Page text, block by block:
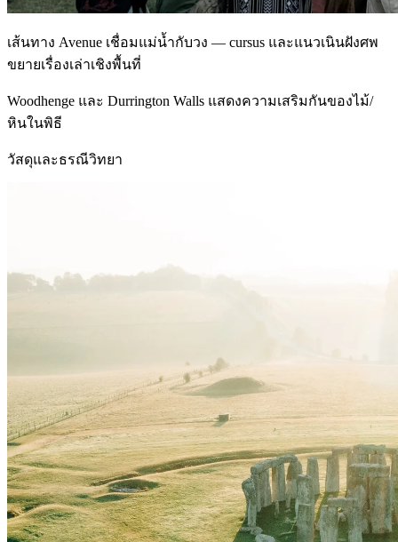
เส้นทาง Avenue เชื่อมแม่น้ำกับวง — cursus และแนวเนินฝังศพ
ขยายเรื่องเล่าเชิงพื้นที่
Woodhenge และ Durrington Walls แสดงความเสริมกันของไม้/
หินในพิธี
วัสดุและธรณีวิทยา